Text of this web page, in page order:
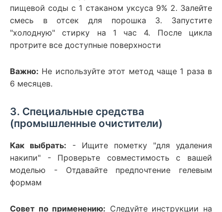
пищевой соды с 1 стаканом уксуса 9% 2. Залейте
смесь в отсек для порошка 3. Запустите
"холодную" стирку на 1 час 4. После цикла
протрите все доступные поверхности
Важно: Не используйте этот метод чаще 1 раза в
6 месяцев.
3. Специальные средства
(промышленные очистители)
Как выбрать: - Ищите пометку "для удаления
накипи" - Проверьте совместимость с вашей
моделью - Отдавайте предпочтение гелевым
формам
Совет по применению: Следуйте инструкции на